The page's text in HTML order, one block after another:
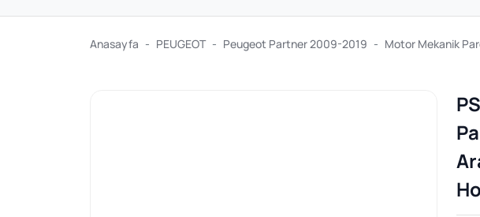
Anasayfa PEUGEOT Peugeot Partner 2009-2019 Motor Mekanik